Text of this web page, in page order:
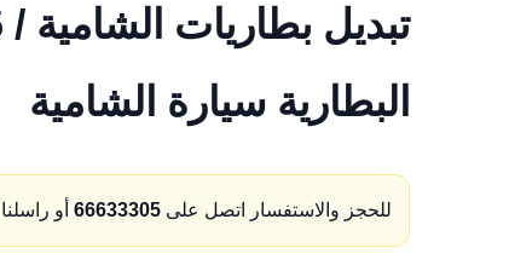
البطارية سيارة الشامية
للحجز والاستفسار اتصل على 66633305 أو